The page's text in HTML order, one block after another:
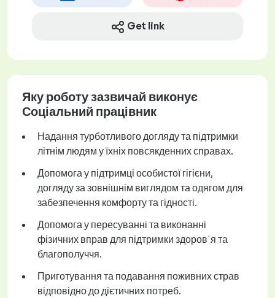
Get link
Яку роботу зазвичай виконує
Соціальний працівник
Надання турботливого догляду та підтримки
літнім людям у їхніх повсякденних справах.
Допомога у підтримці особистої гігієни,
догляду за зовнішнім виглядом та одягом для
забезпечення комфорту та гідності.
Допомога у пересуванні та виконанні
фізичних вправ для підтримки здоров'я та
благополуччя.
Приготування та подавання поживних страв
відповідно до дієтичних потреб.